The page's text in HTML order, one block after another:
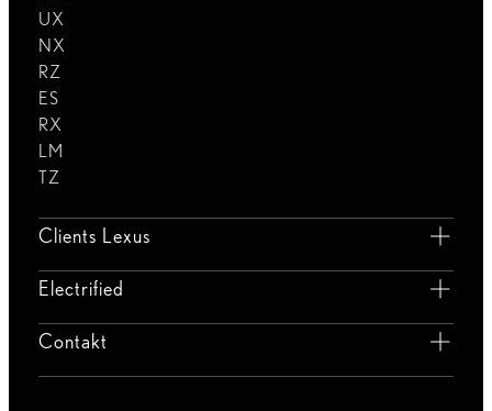
UX
NX
RZ
ES
RX
LM
TZ
Clients Lexus
Electrified
Contakt